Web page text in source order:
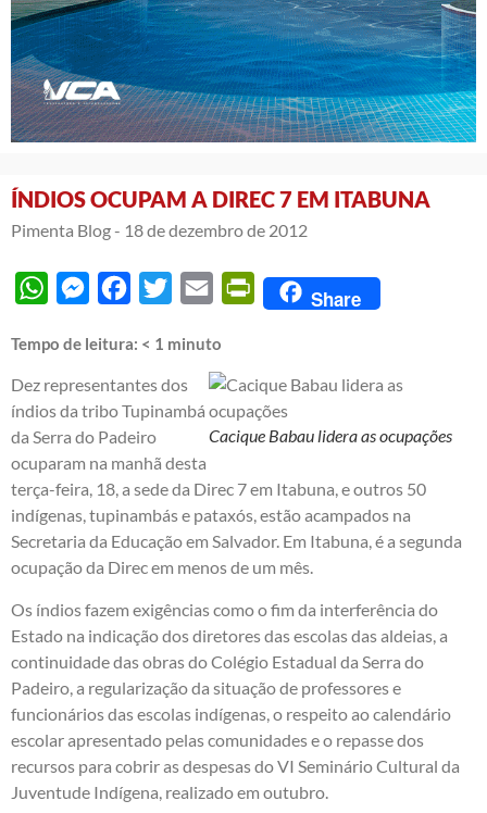
ÍNDIOS OCUPAM A DIREC 7 EM ITABUNA
Pimenta Blog - 18 de dezembro de 2012
WhatsAppMessengerFacebook
Twitter Email PrintFriendly
Share
Tempo de leitura: < 1 minuto
Cacique Babau lidera as ocupações
Dez representantes dos
índios da tribo Tupinambá
da Serra do Padeiro
ocuparam na manhã desta
terça-feira, 18, a sede da Direc 7 em Itabuna, e outros 50
indígenas, tupinambás e pataxós, estão acampados na
Secretaria da Educação em Salvador. Em Itabuna, é a segunda
ocupação da Direc em menos de um mês.
Os índios fazem exigências como o fim da interferência do
Estado na indicação dos diretores das escolas das aldeias, a
continuidade das obras do Colégio Estadual da Serra do
Padeiro, a regularização da situação de professores e
funcionários das escolas indígenas, o respeito ao calendário
escolar apresentado pelas comunidades e o repasse dos
recursos para cobrir as despesas do VI Seminário Cultural da
Juventude Indígena, realizado em outubro.